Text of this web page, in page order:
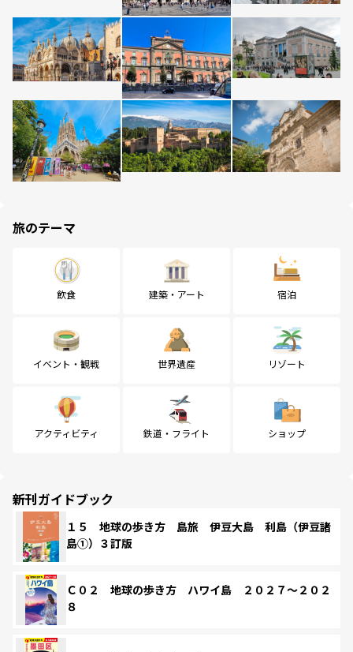
旅のテーマ
飲食 建築・アート 宿泊
イベント・観戦 世界遺産 リゾート
アクティビティ 鉄道・フライト ショップ
新刊ガイドブック
１５ 地球の歩き方 島旅 伊豆大島 利島（伊豆諸
島①）３訂版
Ｃ０２ 地球の歩き方 ハワイ島 ２０２７～２０２
８